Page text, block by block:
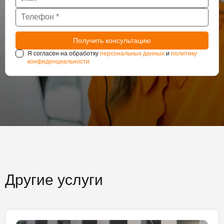
Я согласен на обработку персональных данных и политику
конфиденциальности
Другие услуги